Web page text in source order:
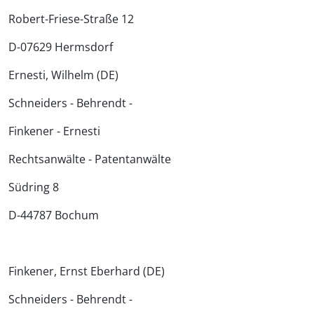
Robert-Friese-Straße 12
D-07629 Hermsdorf
Ernesti, Wilhelm (DE)
Schneiders - Behrendt -
Finkener - Ernesti
Rechtsanwälte - Patentanwälte
Südring 8
D-44787 Bochum
Finkener, Ernst Eberhard (DE)
Schneiders - Behrendt -